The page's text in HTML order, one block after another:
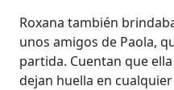
Roxana también
unos amigos de Paola,
partida. Cuentan que
dejan huella en